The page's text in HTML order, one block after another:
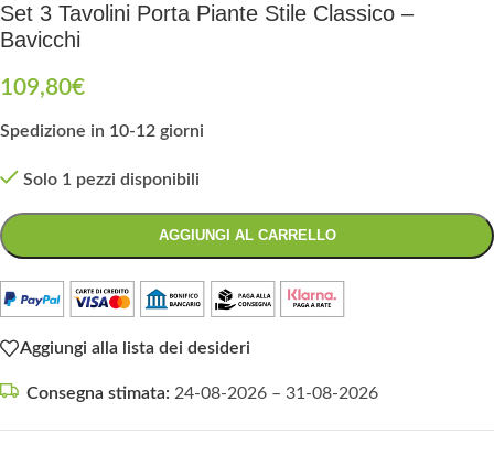
Set 3 Tavolini Porta Piante Stile Classico –
Bavicchi
109,80€
Spedizione in 10-12 giorni
Solo 1 pezzi disponibili
AGGIUNGI AL CARRELLO
Aggiungi alla lista dei desideri
Consegna stimata: 24-08-2026 – 31-08-2026